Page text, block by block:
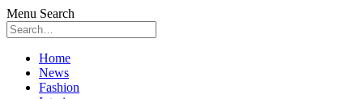
Menu Search
Skip
content
Home
News
Fashion